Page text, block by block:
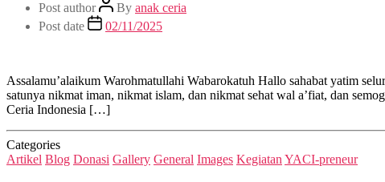
Post author By anak ceria
Post date
02/11/2025
Assalamu’alaikum Warohmatullahi Wabarokatuh Hallo sahabat yatim
satunya nikmat iman, nikmat islam, dan nikmat sehat wal a’fiat, dan
Ceria Indonesia […]
Categories
Artikel Blog Donasi Gallery General Images Kegiatan YACI-preneur